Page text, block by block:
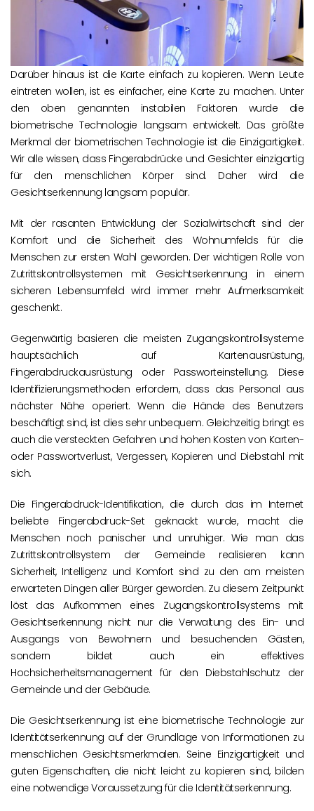
Darüber hinaus ist die Karte einfach zu kopieren. Wenn Leute
eintreten wollen, ist es einfacher, eine Karte zu machen. Unter
den oben genannten instabilen Faktoren wurde die
biometrische Technologie langsam entwickelt. Das größte
Merkmal der biometrischen Technologie ist die Einzigartigkeit.
Wir alle wissen, dass Fingerabdrücke und Gesichter einzigartig
für den menschlichen Körper sind. Daher wird die
Gesichtserkennung langsam populär.
Mit der rasanten Entwicklung der Sozialwirtschaft sind der
Komfort und die Sicherheit des Wohnumfelds für die
Menschen zur ersten Wahl geworden. Der wichtigen Rolle von
Zutrittskontrollsystemen mit Gesichtserkennung in einem
sicheren Lebensumfeld wird immer mehr Aufmerksamkeit
geschenkt.
Gegenwärtig basieren die meisten Zugangskontrollsysteme
hauptsächlich auf Kartenausrüstung,
Fingerabdruckausrüstung oder Passworteinstellung. Diese
Identifizierungsmethoden erfordern, dass das Personal aus
nächster Nähe operiert. Wenn die Hände des Benutzers
beschäftigt sind, ist dies sehr unbequem. Gleichzeitig bringt es
auch die versteckten Gefahren und hohen Kosten von Karten-
oder Passwortverlust, Vergessen, Kopieren und Diebstahl mit
sich.
Die Fingerabdruck-Identifikation, die durch das im Internet
beliebte Fingerabdruck-Set geknackt wurde, macht die
Menschen noch panischer und unruhiger. Wie man das
Zutrittskontrollsystem der Gemeinde realisieren kann
Sicherheit, Intelligenz und Komfort sind zu den am meisten
erwarteten Dingen aller Bürger geworden. Zu diesem Zeitpunkt
löst das Aufkommen eines Zugangskontrollsystems mit
Gesichtserkennung nicht nur die Verwaltung des Ein- und
Ausgangs von Bewohnern und besuchenden Gästen,
sondern bildet auch ein effektives
Hochsicherheitsmanagement für den Diebstahlschutz der
Gemeinde und der Gebäude.
Die Gesichtserkennung ist eine biometrische Technologie zur
Identitätserkennung auf der Grundlage von Informationen zu
menschlichen Gesichtsmerkmalen. Seine Einzigartigkeit und
guten Eigenschaften, die nicht leicht zu kopieren sind, bilden
eine notwendige Voraussetzung für die Identitätserkennung.